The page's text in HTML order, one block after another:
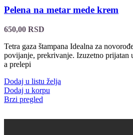
Pelena na metar mede krem
650,00 RSD
Tetra gaza štampana Idealna za
povijanje, prekrivanje. Izuzetno prijatan
a prelepi
Dodaj u listu želja
Dodaj u korpu
Brzi pregled